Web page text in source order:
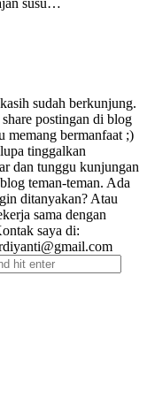
susu…
sudah berkunjung.
postingan di blog
memang bermanfaat ;)
tinggalkan
dan tunggu kunjungan
teman-teman. Ada
ditanyakan? Atau
sama dengan
saya di: